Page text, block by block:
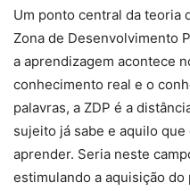
Um ponto central da teoria
Zona de Desenvolvimento
a aprendizagem acontece
conhecimento real e o
palavras, a ZDP é a
sujeito já sabe e aquilo
aprender. Seria neste
estimulando a aquisição